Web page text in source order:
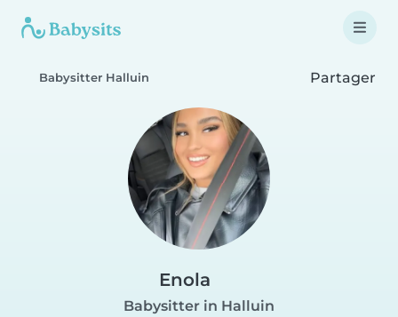
Babysitter Halluin Partager
Enola
Babysitter in Halluin